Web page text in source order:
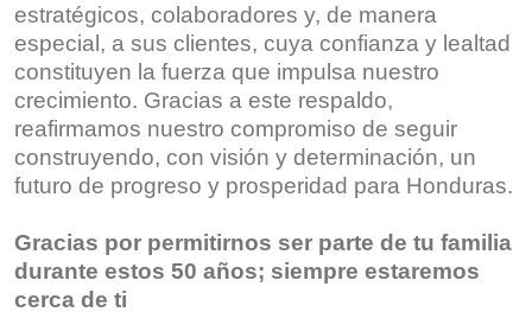
estratégicos, colaboradores y, de manera
especial, a sus clientes, cuya confianza y lealtad
constituyen la fuerza que impulsa nuestro
crecimiento. Gracias a este respaldo,
reafirmamos nuestro compromiso de seguir
construyendo, con visión y determinación, un
futuro de progreso y prosperidad para Honduras.
Gracias por permitirnos ser parte de tu familia
durante estos 50 años; siempre estaremos
cerca de ti